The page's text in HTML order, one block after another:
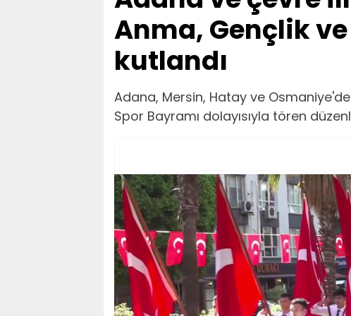
Anma, Gençlik
kutlandı
Adana, Mersin, Hatay ve
Spor Bayramı dolayısıyla tören